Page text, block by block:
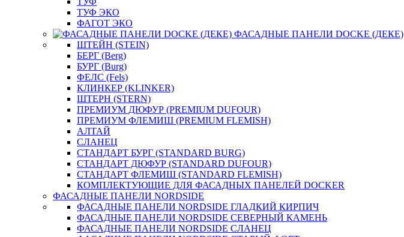
ТУФ ЭКО
ФАГОТ ЭКО
ФАСАДНЫЕ ПАНЕЛИ DOCKE (ДЕКЕ)
ШТЕЙН (STEIN)
БЕРГ (Berg)
БУРГ (Burg)
ФЕЛС (Fels)
КЛИНКЕР (KLINKER)
ШТЕРН (STERN)
ПРЕМИУМ ДЮФУР (PREMIUM DUFOUR)
ПРЕМИУМ ФЛЕМИШ (PREMIUM FLEMISH)
АЛТАЙ
СЛАНЕЦ
СТАНДАРТ БУРГ (STANDARD BURG)
СТАНДАРТ ДЮФУР (STANDARD DUFOUR)
СТАНДАРТ ФЛЕМИШ (STANDARD FLEMISH)
КОМПЛЕКТУЮЩИЕ ДЛЯ ФАСАДНЫХ ПАНЕЛЕЙ DOCKER
ФАСАДНЫЕ ПАНЕЛИ NORDSIDE
ФАСАДНЫЕ ПАНЕЛИ NORDSIDE ГЛАДКИЙ КИРПИЧ
ФАСАДНЫЕ ПАНЕЛИ NORDSIDE СЕВЕРНЫЙ КАМЕНЬ
ФАСАДНЫЕ ПАНЕЛИ NORDSIDE СЛАНЕЦ